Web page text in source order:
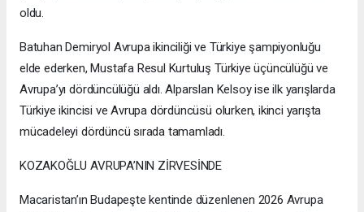
oldu.
Batuhan Demiryol Avrupa ikinciliği ve Türkiye şampiyonluğu
elde ederken, Mustafa Resul Kurtuluş Türkiye üçüncülüğü ve
Avrupa’yı dördüncülüğü aldı. Alparslan Kelsoy ise ilk yarışlarda
Türkiye ikincisi ve Avrupa dördüncüsü olurken, ikinci yarışta
mücadeleyi dördüncü sırada tamamladı.
KOZAKOĞLU AVRUPA’NIN ZİRVESİNDE
Macaristan’ın Budapeşte kentinde düzenlenen 2026 Avrupa